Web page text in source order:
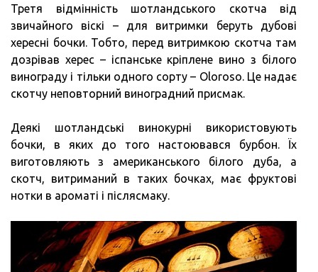
Третя відмінність шотландського скотча від
звичайного віскі – для витримки беруть дубові
хересні бочки. Тобто, перед витримкою скотча там
дозрівав херес – іспанське кріплене вино з білого
винограду і тільки одного сорту – Oloroso. Це надає
скотчу неповторний виноградний присмак.
Деякі шотландські винокурні використовують
бочки, в яких до того настоювався бурбон. Їх
виготовляють з американського білого дуба, а
скотч, витриманий в таких бочках, має фруктові
нотки в ароматі і післясмаку.